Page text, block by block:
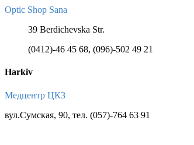
Optic Shop Sana
39 Berdichevska Str.
(0412)-46 45 68, (096)-502 49 21
Harkiv
Медцентр ЦКЗ
вул.Сумская, 90, тел. (057)-764 63 91